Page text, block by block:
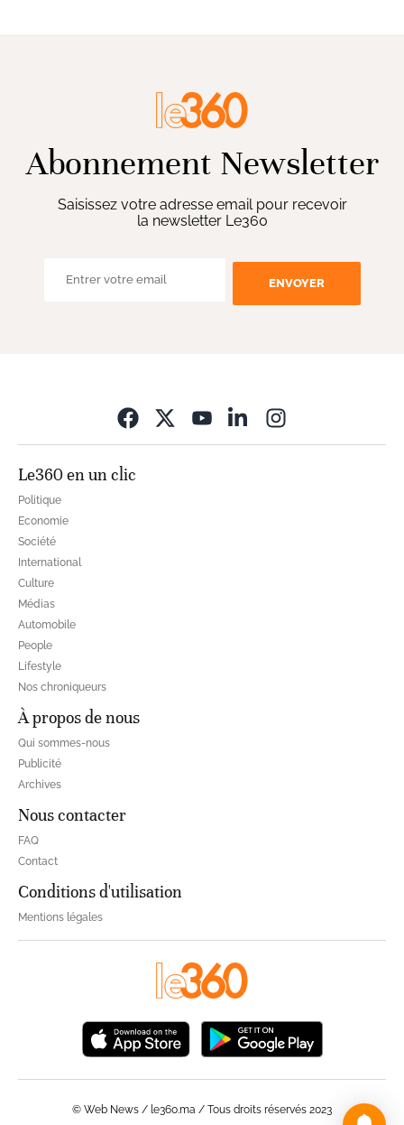
Abonnement Newsletter
Saisissez votre adresse email pour recevoir
la newsletter Le360
ENVOYER
Le360 en un clic
Politique
Economie
Société
International
Culture
Médias
Automobile
People
Lifestyle
Nos chroniqueurs
À propos de nous
Qui sommes-nous
Publicité
Archives
Nous contacter
FAQ
Contact
Conditions d'utilisation
Mentions légales
© Web News / le360.ma / Tous droits réservés 2023